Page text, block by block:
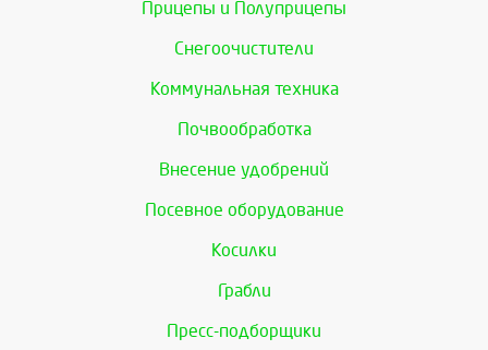
Прицепы и Полуприцепы
Снегоочистители
Коммунальная техника
Почвообработка
Внесение удобрений
Посевное оборудование
Косилки
Грабли
Пресс-подборщики